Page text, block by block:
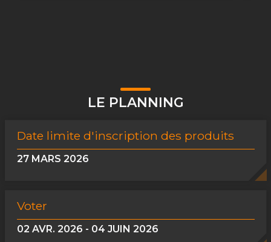
LE PLANNING
Date limite d'inscription des produits
27 MARS 2026
Voter
02 AVR. 2026 - 04 JUIN 2026